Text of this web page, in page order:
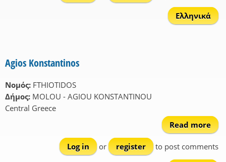
Ελληνικά
Agios Konstantinos
Νομός: FTHIOTIDOS
Δήμος: MOLOU - AGIOU KONSTANTINOU
Central Greece
Read more
Log in
or register to post comments